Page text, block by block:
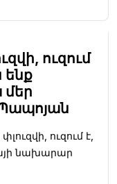
ուզում
ենք
մեր
Պապոյան
ուզում է,
նախարար